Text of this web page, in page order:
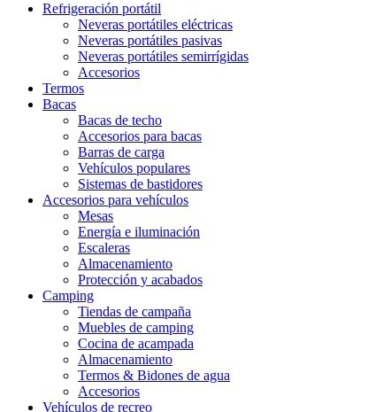
Refrigeración portátil
Neveras portátiles eléctricas
Neveras portátiles pasivas
Neveras portátiles semirrígidas
Accesorios
Termos
Bacas
Bacas de techo
Accesorios para bacas
Barras de carga
Vehículos populares
Sistemas de bastidores
Accesorios para vehículos
Mesas
Energía e iluminación
Escaleras
Almacenamiento
Protección y acabados
Camping
Tiendas de campaña
Muebles de camping
Cocina de acampada
Almacenamiento
Termos & Bidones de agua
Accesorios
Vehículos de recreo